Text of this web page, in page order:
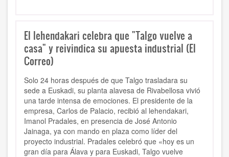
El lehendakari celebra que "Talgo vuelve a
casa" y reivindica su apuesta industrial (El
Correo)
Solo 24 horas después de que Talgo trasladara su
sede a Euskadi, su planta alavesa de Rivabellosa vivió
una tarde intensa de emociones. El presidente de la
empresa, Carlos de Palacio, recibió al lehendakari,
Imanol Pradales, en presencia de José Antonio
Jainaga, ya con mando en plaza como líder del
proyecto industrial. Pradales celebró que «hoy es un
gran día para Álava y para Euskadi, Talgo vuelve